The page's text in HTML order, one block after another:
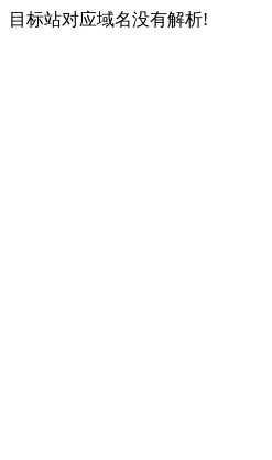
目标站对应域名没有解析!